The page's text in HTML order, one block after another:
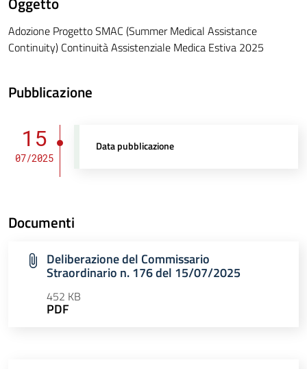
Adozione Progetto SMAC (Summer Medical Assistance
Continuity) Continuità Assistenziale Medica Estiva 2025
Pubblicazione
15
07/2025
Data pubblicazione
Documenti
Deliberazione del Commissario
Straordinario n. 176 del 15/07/2025
452 KB
PDF